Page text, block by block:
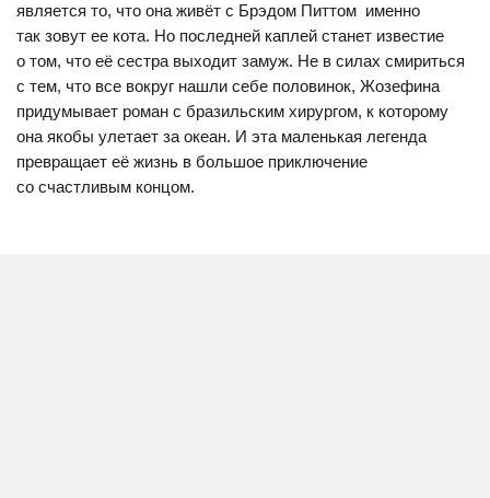
является то, что она живёт с Брэдом Питтом  именно
так зовут ее кота. Но последней каплей станет известие
о том, что её сестра выходит замуж. Не в силах смириться
с тем, что все вокруг нашли себе половинок, Жозефина
придумывает роман с бразильским хирургом, к которому
она якобы улетает за океан. И эта маленькая легенда
превращает её жизнь в большое приключение
со счастливым концом.